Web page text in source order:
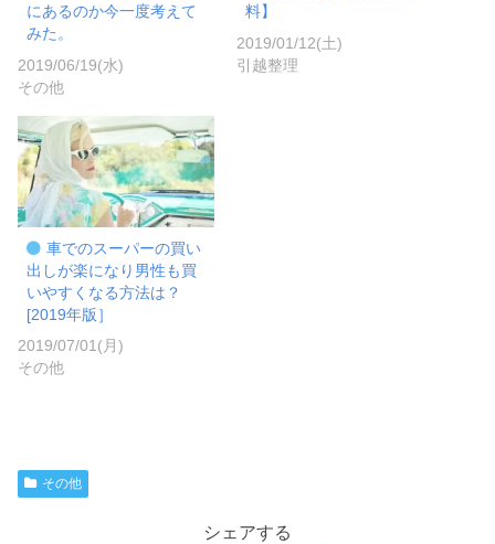
にあるのか今一度考えて
みた。
2019/06/19(水)
その他
料】
2019/01/12(土)
引越整理
車でのスーパーの買い
出しが楽になり男性も買
いやすくなる方法は？
[2019年版］
2019/07/01(月)
その他
その他
シェアする